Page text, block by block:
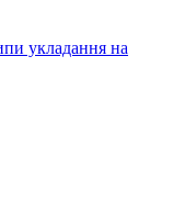
укладання на